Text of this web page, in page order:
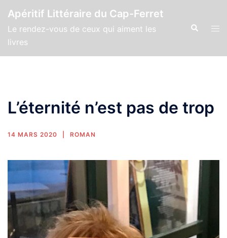
Apéritif Littéraire du Cap-Ferret
Le rendez-vous de ceux qui aiment les
livres
L’éternité n’est pas de trop
14 MARS 2020 ROMAN